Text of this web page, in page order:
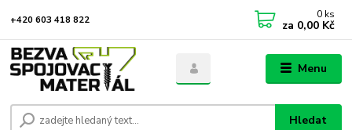
Menu
Hledat
+420 603 418 822 0 ks
za 0,00 Kč